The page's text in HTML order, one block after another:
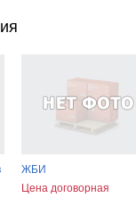
ЖБИ
Цена договорная